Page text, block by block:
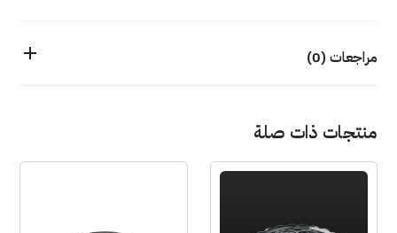
مراجعات (0)
منتجات ذات صلة
هناك